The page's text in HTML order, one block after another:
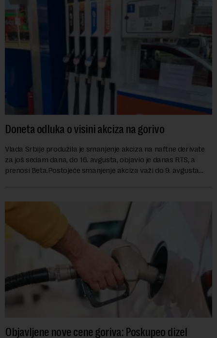
Doneta odluka o visini akciza na gorivo
Vlada Srbije produžila je smanjenje akciza na naftne derivate
za još sedam dana, do 16. avgusta, objavio je danas RTS, a
prenosi Beta.Postojeće smanjenje akciza važi do 9. avgusta
Objavljene nove cene goriva: Poskupeo dizel